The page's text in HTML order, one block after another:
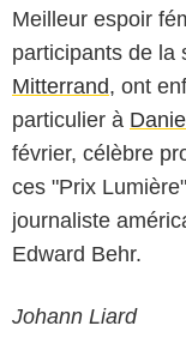
Meilleur espoir
participants de la
Mitterrand, ont
particulier à
février, célèbre
ces "Prix
journaliste
Edward Behr.
Johann Liard